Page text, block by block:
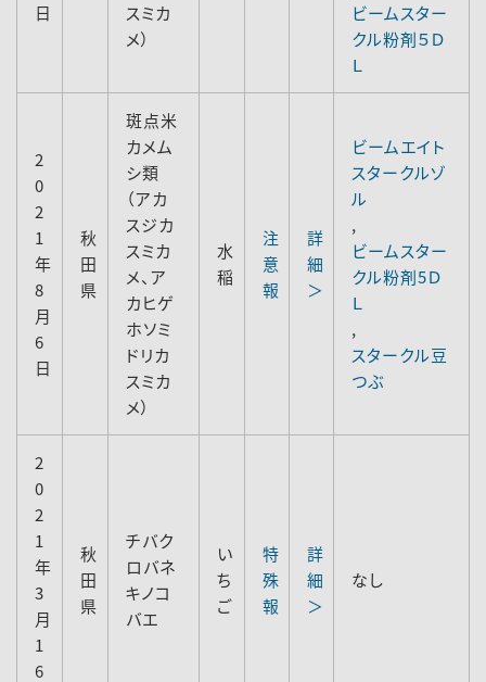
日
スミカ
メ）
ビームスター
クル粉剤５Ｄ
Ｌ
2
0
2
1
年
8
月
6
日
秋
田
県
斑点米
カメム
シ類
（アカ
スジカ
スミカ
メ、ア
カヒゲ
ホソミ
ドリカ
スミカ
メ）
水
稲
注
意
報
詳
細
＞
ビームエイト
スタークルゾ
ル
,
ビームスター
クル粉剤5Ｄ
Ｌ
,
スタークル豆
つぶ
2
0
2
1
年
3
月
1
6
秋
田
県
チバク
ロバネ
キノコ
バエ
い
ち
ご
特
殊
報
詳
細
＞
なし